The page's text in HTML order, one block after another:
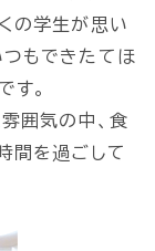
の学生が思い
つもできたてほ
す。
囲気の中、食
間を過ごして